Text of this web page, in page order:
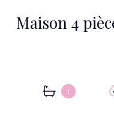
Maison 4 pièce(s) 2 chambre(s) 109
1